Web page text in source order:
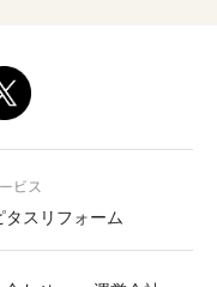
ビス
タスリフォーム